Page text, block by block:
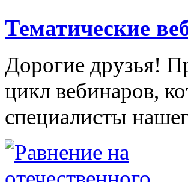
Тематические
Дорогие друзья!
цикл вебинаров,
специалисты